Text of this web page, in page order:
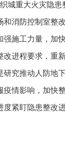
城重大火灾隐患
消防控制室整
施工力量，加
进程要求，重
究推动人防地
情影响，加快
紧盯隐患整改